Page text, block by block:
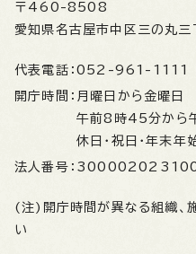
〒460-8508
愛知県名古屋市中区三の丸
代表電話： 052-961-1111
開庁時間： 月曜日から金曜日
午前8時45分から
休日・祝日・年末年
法人番号：
(注)開庁時間が異なる組織、
い